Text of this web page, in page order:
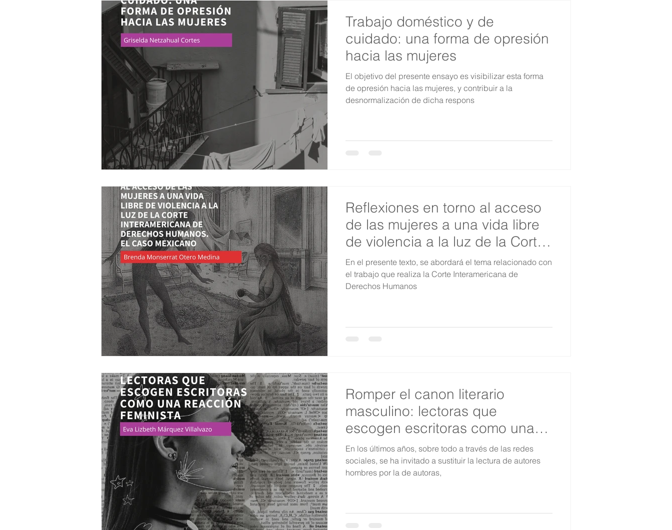
Trabajo doméstico y de
cuidado: una forma de opresión
hacia las mujeres
El objetivo del presente ensayo es visibilizar esta forma
de opresión hacia las mujeres, y contribuir a la
desnormalización de dicha respons
Reflexiones en torno al acceso
de las mujeres a una vida libre
de violencia a la luz de la Corte
IDH
En el presente texto, se abordará el tema relacionado con
el trabajo que realiza la Corte Interamericana de
Derechos Humanos
Romper el canon literario
masculino: lectoras que
escogen escritoras como una
reacción feminista
En los últimos años, sobre todo a través de las redes
sociales, se ha invitado a sustituir la lectura de autores
hombres por la de autoras,